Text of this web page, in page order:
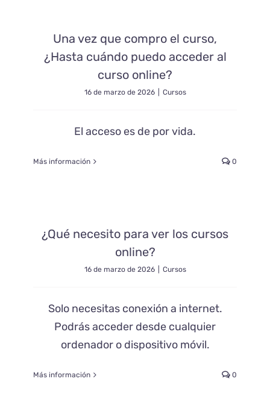
Una vez que compro el curso,
¿Hasta cuándo puedo acceder al
curso online?
16 de marzo de 2026 Cursos
El acceso es de por vida.
Más información 0
¿Qué necesito para ver los cursos
online?
16 de marzo de 2026 Cursos
Solo necesitas conexión a internet.
Podrás acceder desde cualquier
ordenador o dispositivo móvil.
Más información 0